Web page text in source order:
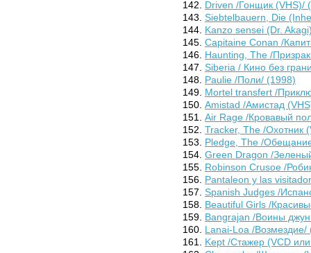
Driven /Гонщик (VHS)/
Siebtelbauern, Die
Kanzo sensei (Dr.
Capitaine Conan /
Haunting, The /
Siberia / Кино без
Paulie /Поли/ (1998)
Mortel transfert /
Amistad /Амистад
Air Rage /Кровавый
Tracker, The /Охотник
Pledge, The /
Green Dragon /
Robinson Crusoe /
Pantaleon y las
Spanish Judges /
Beautiful Girls /
Bangrajan /Воины
Lanai-Loa /Возмездие/
Kept /Стажер (VCD